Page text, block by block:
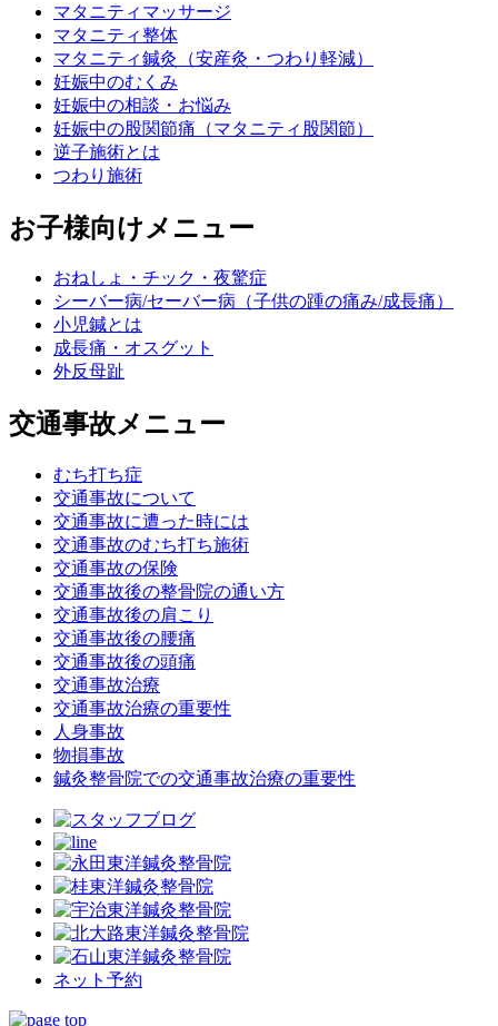
マタニティマッサージ
マタニティ整体
マタニティ鍼灸（安産灸・つわり軽減）
妊娠中のむくみ
妊娠中の相談・お悩み
妊娠中の股関節痛（マタニティ股関節）
逆子施術とは
つわり施術
お子様向けメニュー
おねしょ・チック・夜驚症
シーバー病/セーバー病（子供の踵の痛み/成長痛）
小児鍼とは
成長痛・オスグット
外反母趾
交通事故メニュー
むち打ち症
交通事故について
交通事故に遭った時には
交通事故のむち打ち施術
交通事故の保険
交通事故後の整骨院の通い方
交通事故後の肩こり
交通事故後の腰痛
交通事故後の頭痛
交通事故治療
交通事故治療の重要性
人身事故
物損事故
鍼灸整骨院での交通事故治療の重要性
ネット予約